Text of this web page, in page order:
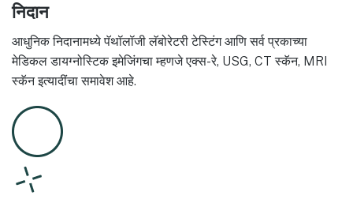
निदान
आधुनिक निदानामध्ये पॅथॉलॉजी लॅबोरेटरी टेस्टिंग आणि सर्व प्रकाच्या
मेडिकल डायग्नोस्टिक इमेजिंगचा म्हणजे एक्स-रे, USG, CT स्कॅन, MRI
स्कॅन इत्यादींचा समावेश आहे.